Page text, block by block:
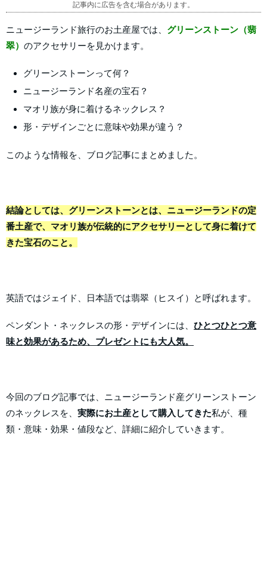
記事内に広告を含む場合があります。
ニュージーランド旅行のお土産屋では、 グリーンストーン（翡
翠） のアクセサリーを見かけます。
グリーンストーンって何？
ニュージーランド名産の宝石？
マオリ族が身に着けるネックレス？
形・デザインごとに意味や効果が違う？
このような情報を、ブログ記事にまとめました。
結論としては、グリーンストーンとは、ニュージーランドの定
番土産で、マオリ族が伝統的にアクセサリーとして身に着けて
きた宝石のこと。
英語ではジェイド、日本語では翡翠（ヒスイ）と呼ばれます。
ペンダント・ネックレスの形・デザインには、 ひとつひとつ意
味と効果があるため、プレゼントにも大人気。
今回のブログ記事では、ニュージーランド産グリーンストーン
のネックレスを、 実際にお土産として購入してきた私が、種
類・意味・効果・値段など、詳細に紹介していきます。